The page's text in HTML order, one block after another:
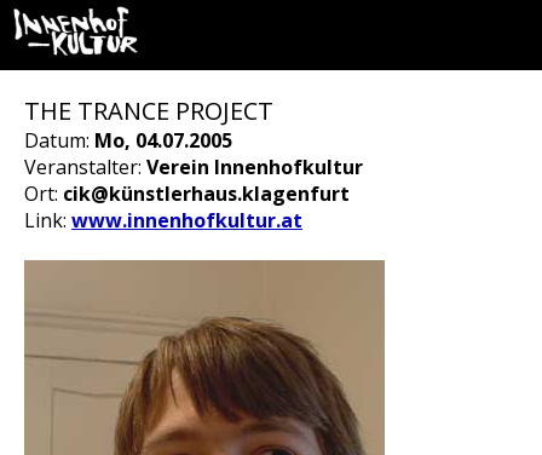
THE TRANCE PROJECT
Datum: Mo, 04.07.2005
Veranstalter: Verein Innenhofkultur
Ort: cik@künstlerhaus.klagenfurt
Link: www.innenhofkultur.at